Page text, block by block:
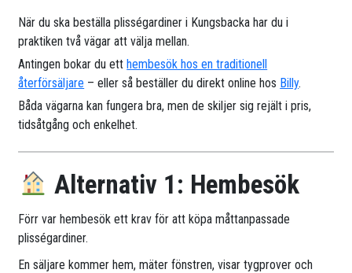
När du ska beställa plisségardiner i Kungsbacka har du i
praktiken två vägar att välja mellan.
Antingen bokar du etthembesök hos en traditionell
återförsäljare – eller så beställer du direkt online hos Billy.
Båda vägarna kan fungera bra, men de skiljer sig rejält i pris,
tidsåtgång och enkelhet.
Alternativ 1: Hembesök
Förr var hembesök ett krav för att köpa måttanpassade
plisségardiner.
En säljare kommer hem, mäter fönstren, visar tygprover och